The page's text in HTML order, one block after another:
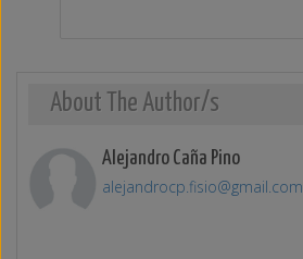
About The Author/s
Alejandro Caña Pino
alejandrocp.fisio@gmail.com